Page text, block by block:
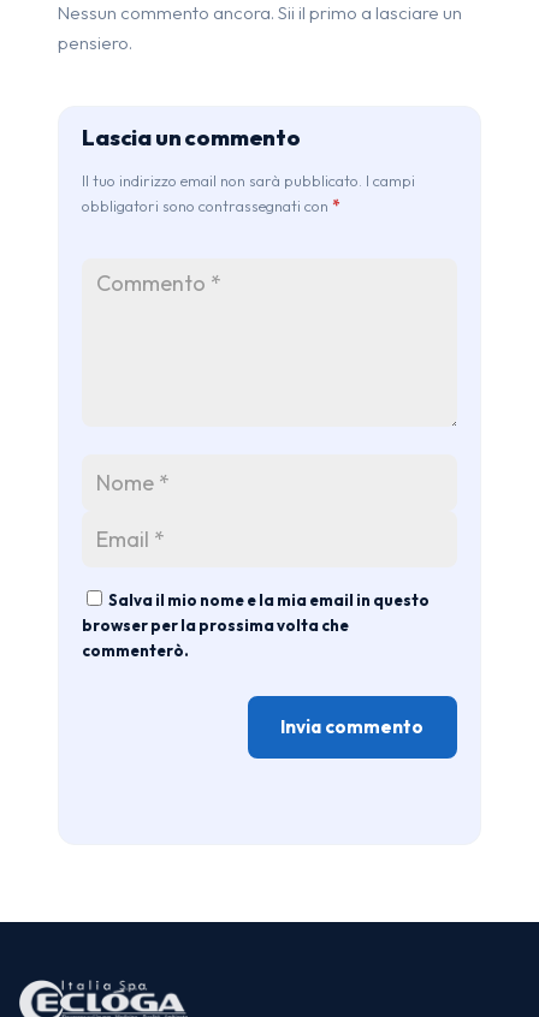
Nessun commento ancora. Sii il primo a lasciare un
pensiero.
Lascia un commento
Il tuo indirizzo email non sarà pubblicato. I campi
obbligatori sono contrassegnati con *
Salva il mio nome e la mia email in questo
browser per la prossima volta che
commenterò.